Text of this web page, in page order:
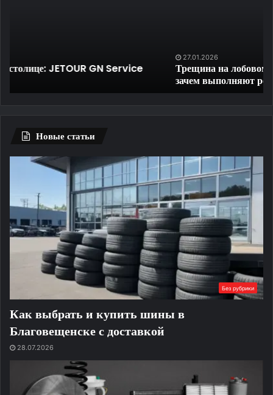
и
выполняют
Трещина на лобовом стекле — не приговор: как и
и
Новые статьи
Без рубрики
Как выбрать и купить шины в
Благовещенске с доставкой
28.07.2026